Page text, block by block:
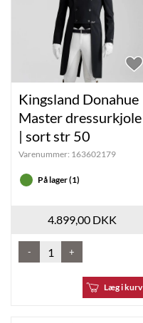
Kingsland Donahue
Master dressurkjole
| sort str 50
Varenummer: 163602179
På lager (1)
4.899,00 DKK
- +
Læg i kurv